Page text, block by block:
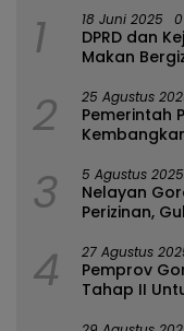
1 18 Juni 2025
DPRD dan
Makan
2 25 Agustus
Pemerintah
3 5 Agustus 2025
Nelayan
Perizinan,
4 27 Agustus
Pemprov
Tahap II